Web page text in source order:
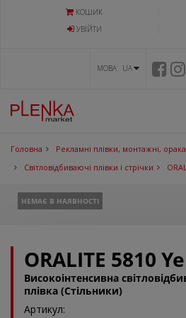
КОШИК
УВIЙТИ
МОВА UA
Головна
Рекламні плівки, монтажні,
Світловідбиваючі плівки і стрічки
НЕМАЄ В НАЯВНОСТІ
ORALITE 5810
Високоінтенсивна
плівка (Стільники)
Артикул: